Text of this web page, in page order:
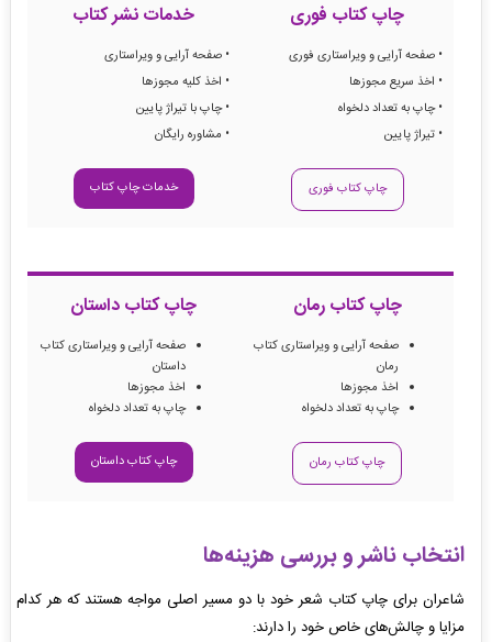
چاپ کتاب فوری
• صفحه آرایی و ویراستاری فوری
• اخذ سریع مجوزها
• چاپ به تعداد دلخواه
• تیراژ پایین
چاپ کتاب فوری
خدمات نشر کتاب
• صفحه آرایی و ویراستاری
• اخذ کلیه مجوزها
• چاپ با تیراژ پایین
• مشاوره رایگان
خدمات چاپ کتاب
چاپ کتاب رمان
صفحه آرایی و ویراستاری کتاب
رمان
اخذ مجوزها
چاپ به تعداد دلخواه
چاپ کتاب رمان
چاپ کتاب داستان
صفحه آرایی و ویراستاری کتاب
داستان
اخذ مجوزها
چاپ به تعداد دلخواه
چاپ کتاب داستان
انتخاب ناشر و بررسی هزینه‌ها
شاعران برای چاپ کتاب شعر خود با دو مسیر اصلی مواجه هستند که هر کدام
مزایا و چالش‌های خاص خود را دارند: